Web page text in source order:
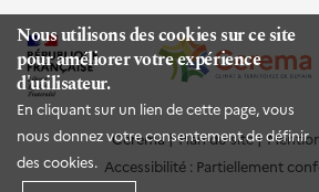
Nous utilisons des cookies sur ce site
pour améliorer votre expérience
d'utilisateur.
En cliquant sur un lien de cette page, vous
nous donnez votre consentement de définir
des cookies.
Espace presse
Infrastructures de transport
Environnement et risques
Mer et littoral
Rapports d'étude
Publications HAL
Documentation routière (DTRF)
Logiciels & apps
Sites web
Cerema Plan du site
Accessibilité : Partiellement